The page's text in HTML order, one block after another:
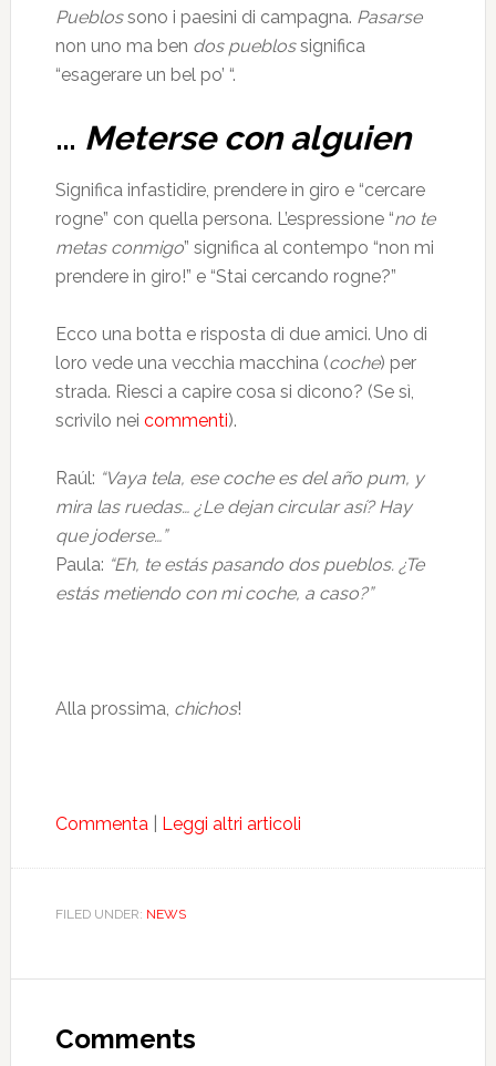
Pueblossono i paesini di campagna. Pasarse
non uno ma ben dos pueblossignifica
“esagerare un bel po’ “.
… Meterse con alguien
Significa infastidire, prendere in giro e “cercare
rogne” con quella persona. L’espressione “no te
metas conmigo” significa al contempo “non mi
prendere in giro!” e “Stai cercando rogne?”
Ecco una botta e risposta di due amici. Uno di
loro vede una vecchia macchina (coche) per
strada. Riesci a capire cosa si dicono? (Se sì,
scrivilo nei commenti).
Raúl: “Vaya tela, ese coche es del año pum, y
mira las ruedas… ¿Le dejan circular así? Hay
que joderse…”
Paula: “Eh, te estás pasando dos pueblos. ¿Te
estás metiendo con mi coche, a caso?”
Alla prossima, chichos!
Commenta| Leggi altri articoli
FILED UNDER: NEWS
Comments